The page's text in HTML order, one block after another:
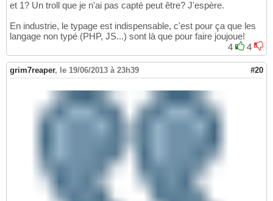
et 1? Un troll que je n'ai pas capté peut être? J'espère.
En industrie, le typage est indispensable, c'est pour ça que les
langage non typé (PHP, JS...) sont là que pour faire joujoue!
4
4
grim7reaper, le 19/06/2013 à 23h39 #20